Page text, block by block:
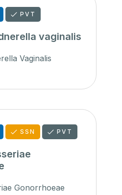
PVT
vaginalis
Vaginalis
SSN PVT
Gonorrhoeae